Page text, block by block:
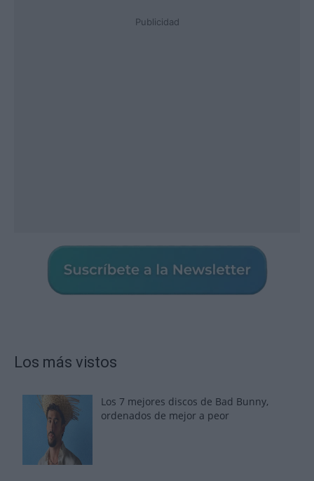
Publicidad
Los más vistos
Los 7 mejores discos de Bad Bunny,
ordenados de mejor a peor